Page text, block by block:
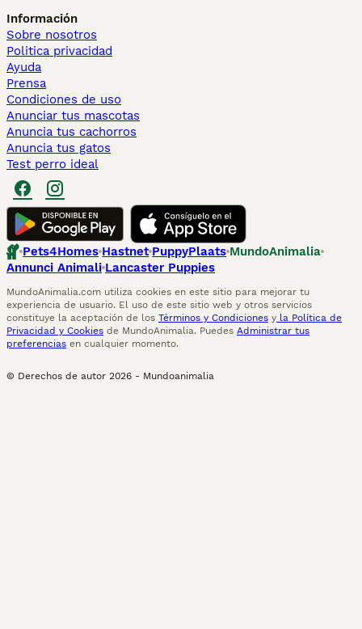
Información
Sobre nosotros
Politica privacidad
Ayuda
Prensa
Condiciones de uso
Anunciar tus mascotas
Anuncia tus cachorros
Anuncia tus gatos
Test perro ideal
Pets4Homes Hastnet PuppyPlaats MundoAnimalia
Annunci Animali Lancaster Puppies
MundoAnimalia.com utiliza cookies en este sitio para mejorar tu
experiencia de usuario. El uso de este sitio web y otros servicios
constituye la aceptación de los Términos y Condiciones y la Política de
Privacidad y Cookies de MundoAnimalia. Puedes Administrar tus
preferencias en cualquier momento.
© Derechos de autor 2026 - Mundoanimalia